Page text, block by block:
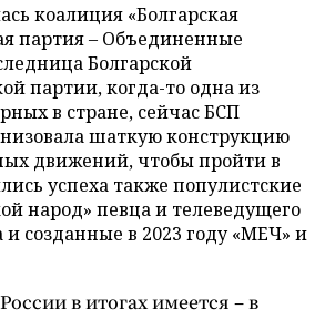
коалиция «Болгарская
партия – Объединенные
Болгарской
партии, когда-то одна из
в стране, сейчас БСП
шаткую конструкцию
движений, чтобы пройти в
успеха также популистские
народ» певца и телеведущего
созданные в 2023 году «МЕЧ» и
в итогах имеется – в